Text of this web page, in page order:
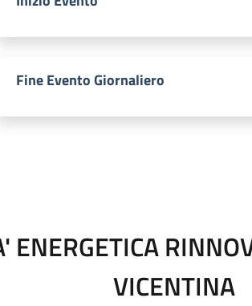
Fine Evento Giornaliero
ENERGETICA
VICENTINA